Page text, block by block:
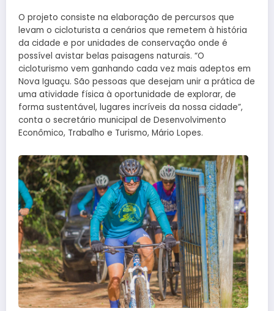
O projeto consiste na elaboração de percursos que
levam o cicloturista a cenários que remetem à história
da cidade e por unidades de conservação onde é
possível avistar belas paisagens naturais. “O
cicloturismo vem ganhando cada vez mais adeptos em
Nova Iguaçu. São pessoas que desejam unir a prática de
uma atividade física à oportunidade de explorar, de
forma sustentável, lugares incríveis da nossa cidade”,
conta o secretário municipal de Desenvolvimento
Econômico, Trabalho e Turismo, Mário Lopes.